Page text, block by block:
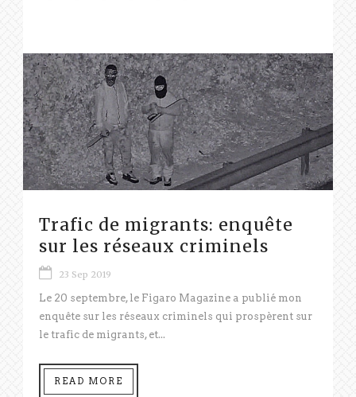
Trafic de migrants: enquête
sur les réseaux criminels
23 Sep 2019
Le 20 septembre, le Figaro Magazine a publié mon
enquête sur les réseaux criminels qui prospèrent sur
le trafic de migrants, et...
READ MORE